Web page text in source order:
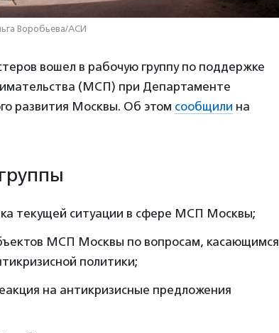
Воробьева/АСИ
вошел в рабочую группу по поддержке
(МСП) при Департаменте
развития Москвы. Об этом сообщили на
текущей ситуации в сфере МСП Москвы;
МСП Москвы по вопросам, касающимся
политики;
на антикризисные предложения